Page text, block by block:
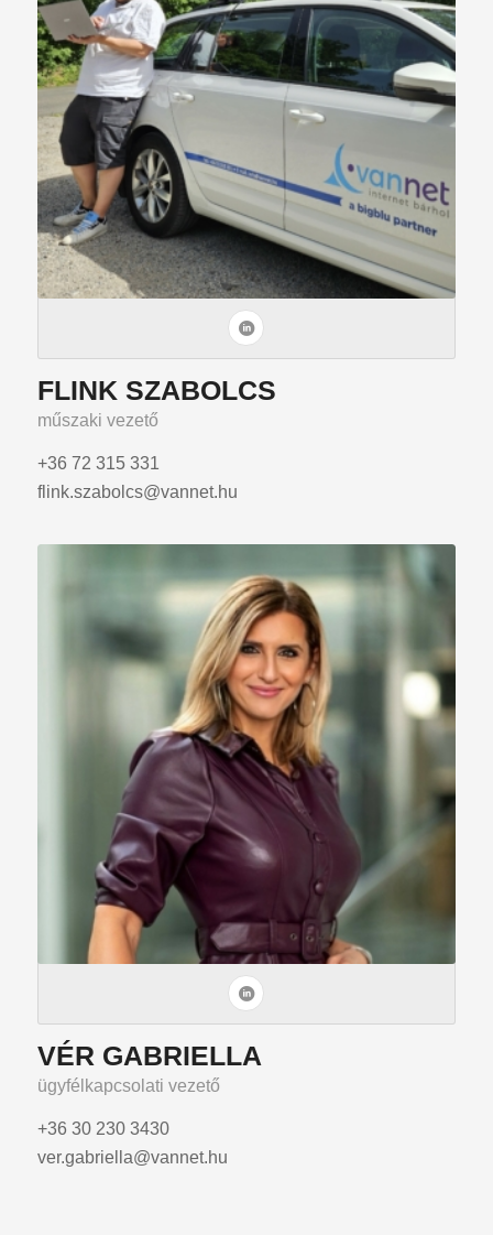
FLINK SZABOLCS
műszaki vezető
+36 72 315 331
flink.szabolcs@vannet.hu
VÉR GABRIELLA
ügyfélkapcsolati vezető
+36 30 230 3430
ver.gabriella@vannet.hu